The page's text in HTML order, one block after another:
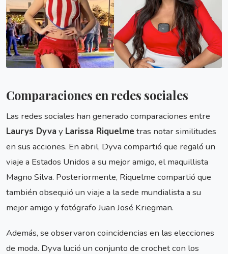
Comparaciones en redes sociales
Las redes sociales han generado comparaciones entre
Laurys Dyva y Larissa Riquelme tras notar similitudes
en sus acciones. En abril, Dyva compartió que regaló un
viaje a Estados Unidos a su mejor amigo, el maquillista
Magno Silva. Posteriormente, Riquelme compartió que
también obsequió un viaje a la sede mundialista a su
mejor amigo y fotógrafo Juan José Kriegman.
Además, se observaron coincidencias en las elecciones
de moda. Dyva lució un conjunto de crochet con los